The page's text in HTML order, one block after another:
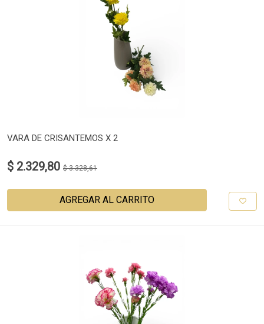
VARA DE CRISANTEMOS X 2
$ 2.329,80 $ 3.328,61
AGREGAR AL CARRITO